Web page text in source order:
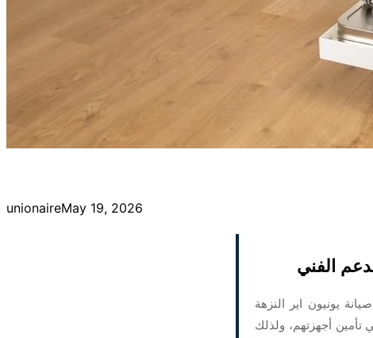
unionaireMay 19, 2026
الفني
يونيون اير النزهة
تأمين أجهزتهم، ولذلك